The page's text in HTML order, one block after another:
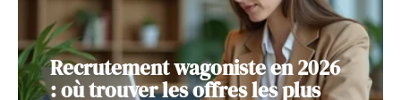
Recrutement wagoniste en 2026
: où trouver les offres les plus